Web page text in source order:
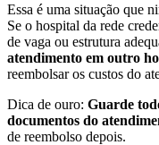
Essa é uma situação que
Se o hospital da rede
de vaga ou estrutura
atendimento em outro
reembolsar os custos do
Dica de ouro: Guarde
documentos do
de reembolso depois.